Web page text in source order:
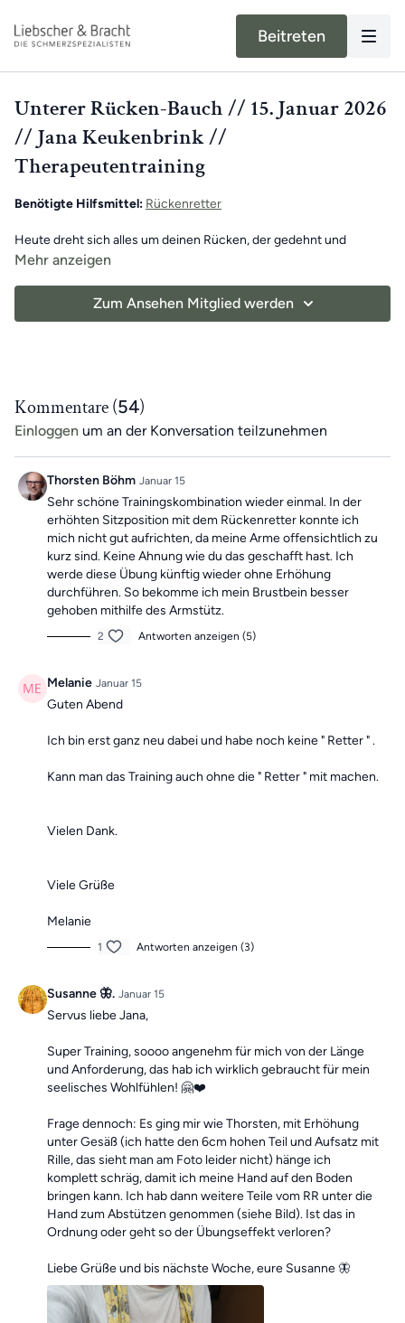
Beitreten
Unterer Rücken-Bauch // 15. Januar 2026
// Jana Keukenbrink //
Therapeutentraining
Benötigte Hilfsmittel: Rückenretter
Heute dreht sich alles um deinen Rücken, der gedehnt und
gestreckt wird. Spüre selbst, wie du die Verspannungen des
Eine gesunde und schmerzfreie Körpermitte ist die Grundlage für
Mehr anzeigen
Zum Ansehen Mitglied werden
Kommentare (54)
Einloggen um an der Konversation teilzunehmen
Thorsten Böhm Januar 15
Sehr schöne Trainingskombination wieder einmal. In der
erhöhten Sitzposition mit dem Rückenretter konnte ich
mich nicht gut aufrichten, da meine Arme offensichtlich zu
kurz sind. Keine Ahnung wie du das geschafft hast. Ich
werde diese Übung künftig wieder ohne Erhöhung
durchführen. So bekomme ich mein Brustbein besser
gehoben mithilfe des Armstütz.
2 Antworten anzeigen (5)
Melanie Januar 15
Guten Abend
Ich bin erst ganz neu dabei und habe noch keine " Retter " .
Kann man das Training auch ohne die " Retter " mit machen.
Vielen Dank.
Viele Grüße
Melanie
1 Antworten anzeigen (3)
Susanne 🦋. Januar 15
Servus liebe Jana,
Super Training, soooo angenehm für mich von der Länge
und Anforderung, das hab ich wirklich gebraucht für mein
seelisches Wohlfühlen! 🤗❤️
Frage dennoch: Es ging mir wie Thorsten, mit Erhöhung
unter Gesäß (ich hatte den 6cm hohen Teil und Aufsatz mit
Rille, das sieht man am Foto leider nicht) hänge ich
komplett schräg, damit ich meine Hand auf den Boden
bringen kann. Ich hab dann weitere Teile vom RR unter die
Hand zum Abstützen genommen (siehe Bild). Ist das in
Ordnung oder geht so der Übungseffekt verloren?
Liebe Grüße und bis nächste Woche, eure Susanne 🦋